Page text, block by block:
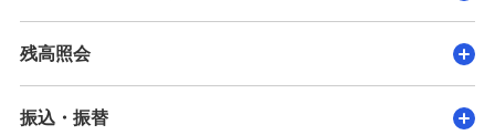
残高照会
振込・振替